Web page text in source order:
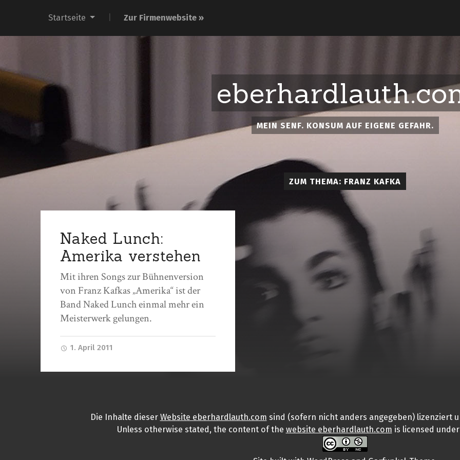
Startseite Zur Firmenwebsite »
MEIN SENF. KONSUM AUF EIGENE GEFAHR.
ZUM THEMA: FRANZ KAFKA
Naked Lunch:
Amerika verstehen
Mit ihren Songs zur Bühnenversion
von Franz Kafkas „Amerika“ ist der
Band Naked Lunch einmal mehr ein
Meisterwerk gelungen.
1. April 2011
Die Inhalte dieser Website eberhardlauth.com sind (sofern nicht anders angegeben) lizenziert
Unless otherwise stated, the contentof the website eberhardlauth.com is licensed